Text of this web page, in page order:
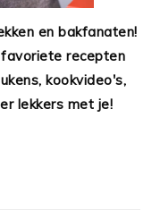
en bakfanaten!
favoriete recepten
kookvideo's,
lekkers met je!